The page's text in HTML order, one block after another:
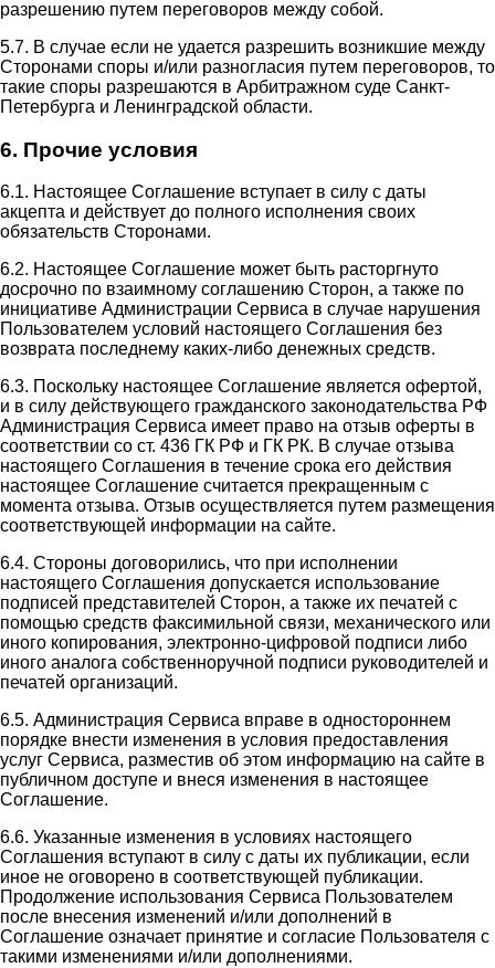
разрешению путем переговоров между собой.
5.7. В случае если не удается разрешить возникшие между
Сторонами споры и/или разногласия путем переговоров, то
такие споры разрешаются в Арбитражном суде Санкт-
Петербурга и Ленинградской области.
6. Прочие условия
6.1. Настоящее Соглашение вступает в силу с даты
акцепта и действует до полного исполнения своих
обязательств Сторонами.
6.2. Настоящее Соглашение может быть расторгнуто
досрочно по взаимному соглашению Сторон, а также по
инициативе Администрации Сервиса в случае нарушения
Пользователем условий настоящего Соглашения без
возврата последнему каких-либо денежных средств.
6.3. Поскольку настоящее Соглашение является офертой,
и в силу действующего гражданского законодательства РФ
Администрация Сервиса имеет право на отзыв оферты в
соответствии со ст. 436 ГК РФ и ГК РК. В случае отзыва
настоящего Соглашения в течение срока его действия
настоящее Соглашение считается прекращенным с
момента отзыва. Отзыв осуществляется путем размещения
соответствующей информации на сайте.
6.4. Стороны договорились, что при исполнении
настоящего Соглашения допускается использование
подписей представителей Сторон, а также их печатей с
помощью средств факсимильной связи, механического или
иного копирования, электронно-цифровой подписи либо
иного аналога собственноручной подписи руководителей и
печатей организаций.
6.5. Администрация Сервиса вправе в одностороннем
порядке внести изменения в условия предоставления
услуг Сервиса, разместив об этом информацию на сайте в
публичном доступе и внеся изменения в настоящее
Соглашение.
6.6. Указанные изменения в условиях настоящего
Соглашения вступают в силу с даты их публикации, если
иное не оговорено в соответствующей публикации.
Продолжение использования Сервиса Пользователем
после внесения изменений и/или дополнений в
Соглашение означает принятие и согласие Пользователя с
такими изменениями и/или дополнениями.